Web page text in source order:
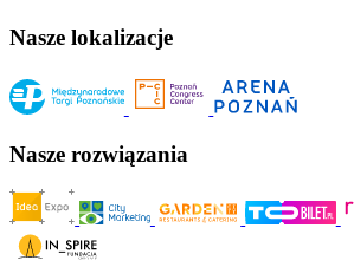
Nasze lokalizacje
Nasze rozwiązania